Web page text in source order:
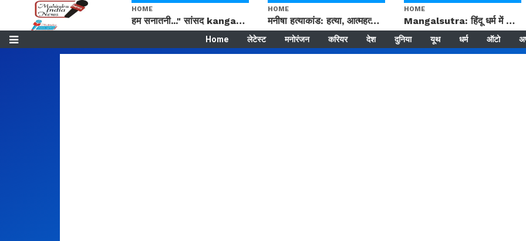
HOME
हम सनातनी..." सांसद kangana Ranaut से क्या बोली लड़की? Viral Jantar-Mantar | CJP protest
HOME
मनीषा हत्याकांड: हत्या, आत्महत्या या कोई बड़ा राज? | Full Story | Josh Haryana
HOME
Mangalsutra: हिंदू धर्म में शादी के बाद मंगलसूत्र क्यों पहनती है महिलाएं, किसने शुरु की ये परंपरा
Home लेटेस्ट मनोरंजन करियर देश दुनिया यूथ धर्म ऑटो